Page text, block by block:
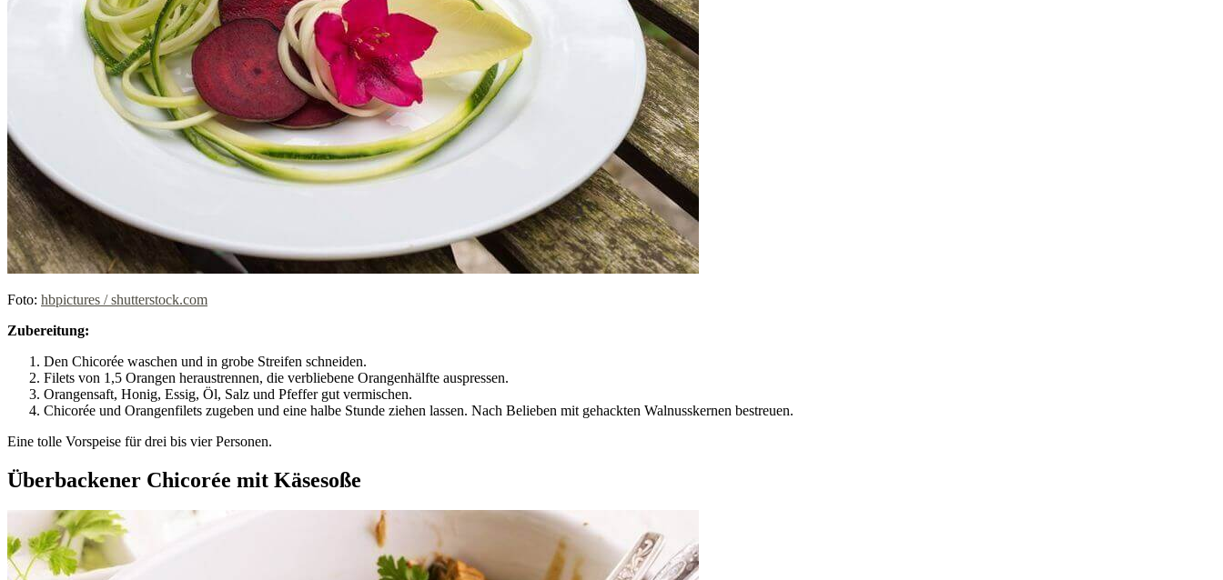
Foto: hbpictures / shutterstock.com
Zubereitung:
Den Chicorée waschen und in grobe Streifen schneiden.
Filets von 1,5 Orangen heraustrennen, die verbliebene Orangenhälfte auspressen.
Orangensaft, Honig, Essig, Öl, Salz und Pfeffer gut vermischen.
Chicorée und Orangenfilets zugeben und eine halbe Stunde ziehen lassen. Nach Belieben mit gehackten Walnusskernen bestreuen.
Eine tolle Vorspeise für drei bis vier Personen.
Überbackener Chicorée mit Käsesoße